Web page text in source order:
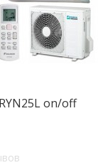
on/off